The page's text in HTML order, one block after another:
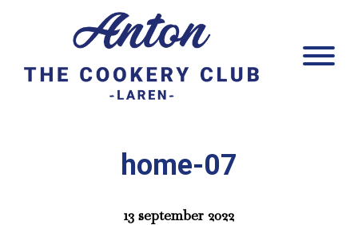
hoofd
Anton Laren
home-07
13 september 2022